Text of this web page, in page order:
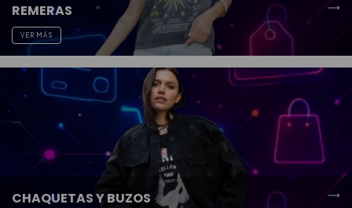
REMERAS
VER MÁS
CHAQUETAS Y BUZOS